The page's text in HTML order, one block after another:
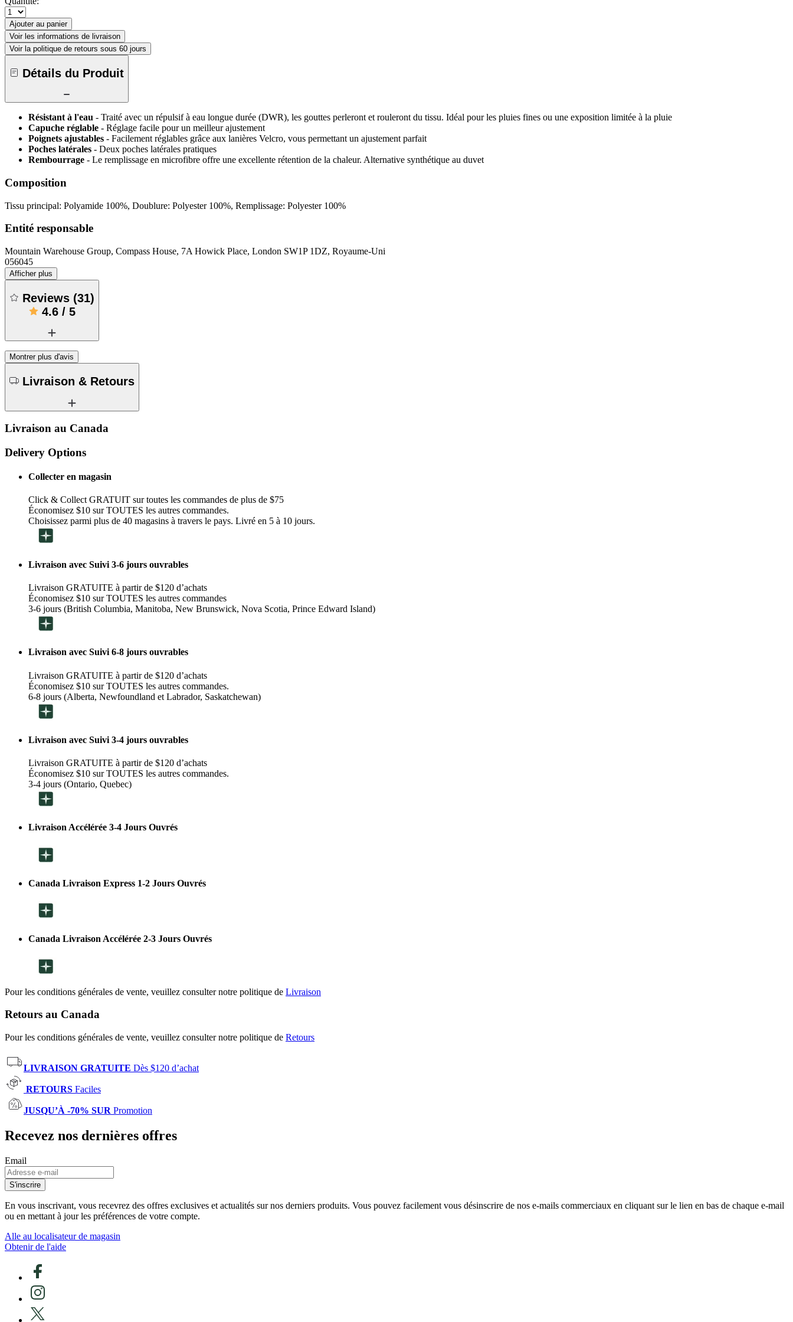
Ajouter au panier
Voir les informations de livraison
Voir la politique de retours sous 60 jours
Détails du Produit
Résistant à l'eau - Traité avec un répulsif à eau longue durée (DWR), les gouttes perleront et rouleront du tissu. Idéal pour les pluies fines ou une exposition limitée à la pluie
Capuche réglable - Réglage facile pour un meilleur ajustement
Poignets ajustables - Facilement réglables grâce aux lanières Velcro, vous permettant un ajustement parfait
Poches latérales - Deux poches latérales pratiques
Rembourrage - Le remplissage en microfibre offre une excellente rétention de la chaleur. Alternative synthétique au duvet
Composition
Tissu principal: Polyamide 100%, Doublure: Polyester 100%, Remplissage: Polyester 100%
Entité responsable
Mountain Warehouse Group, Compass House, 7A Howick Place, London SW1P 1DZ, Royaume-Uni
056045
Afficher plus
Reviews (31)
4.6/ 5
Montrer plus d'avis
Livraison & Retours
Livraison au Canada
Delivery Options
Collecter en magasin
Click & Collect GRATUIT sur toutes les commandes de plus de $75
Économisez $10 sur TOUTES les autres commandes.
Choisissez parmi plus de 40 magasins à travers le pays. Livré en 5 à 10 jours.
Livraison avec Suivi 3-6 jours ouvrables
Livraison GRATUITE à partir de $120 d’achats
Économisez $10 sur TOUTES les autres commandes
3-6 jours (British Columbia, Manitoba, New Brunswick, Nova Scotia, Prince Edward Island)
Livraison avec Suivi 6-8 jours ouvrables
Livraison GRATUITE à partir de $120 d’achats
Économisez $10 sur TOUTES les autres commandes.
6-8 jours (Alberta, Newfoundland et Labrador, Saskatchewan)
Livraison avec Suivi 3-4 jours ouvrables
Livraison GRATUITE à partir de $120 d’achats
Économisez $10 sur TOUTES les autres commandes.
3-4 jours (Ontario, Quebec)
Livraison Accélérée 3-4 Jours Ouvrés
Canada Livraison Express 1-2 Jours Ouvrés
Canada Livraison Accélérée 2-3 Jours Ouvrés
Pour les conditions générales de vente, veuillez consulter notre politique de Livraison
Retours au Canada
Pour les conditions générales de vente, veuillez consulter notre politique de Retours
LIVRAISON GRATUITE Dès $120 d’achat
RETOURS Faciles
JUSQU’À -70% SUR Promotion
Recevez nos dernières offres
Email
S'inscrire
En vous inscrivant, vous recevrez des offres exclusives et actualités sur nos derniers produits. Vous pouvez facilement vous désinscrire de nos e-mails commerciaux en cliquant sur le lien en bas de chaque e-mail
ou en mettant à jour les préférences de votre compte.
Alle au localisateur de magasin
Obtenir de l'aide